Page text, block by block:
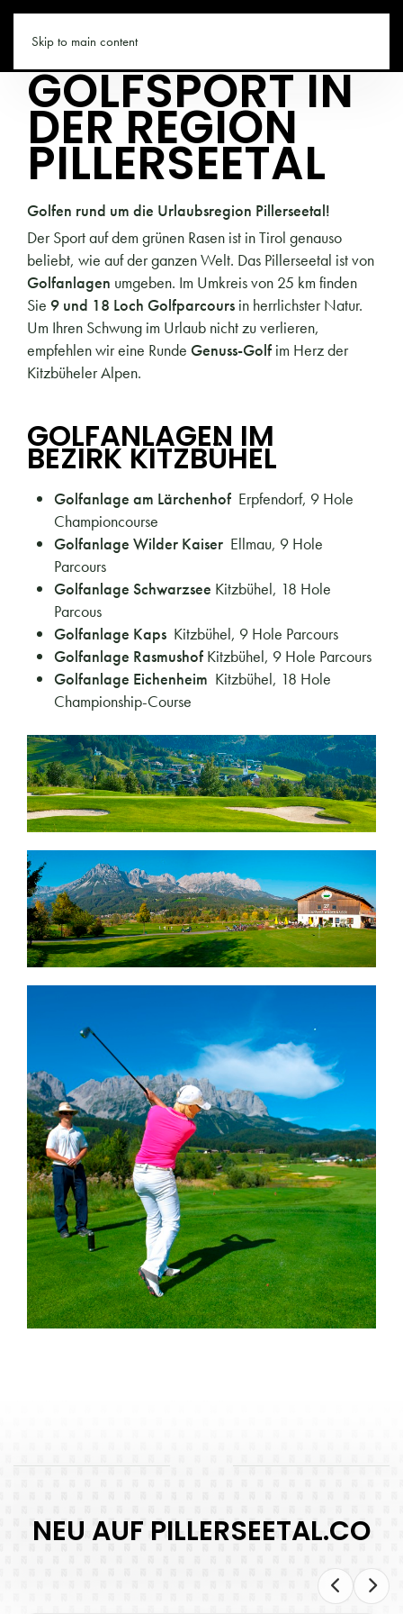
Skip to main content
PILLERSEETAL.CO
GOLFSPORT IN
DER REGION
PILLERSEETAL
Golfen rund um die Urlaubsregion Pillerseetal!
Der Sport auf dem grünen Rasen ist in Tirol genauso
beliebt, wie auf der ganzen Welt. Das Pillerseetal ist von
Golfanlagen umgeben. Im Umkreis von 25 km finden
Sie 9 und 18 Loch Golfparcours in herrlichster Natur.
Um Ihren Schwung im Urlaub nicht zu verlieren,
empfehlen wir eine Runde Genuss-Golf im Herz der
Kitzbüheler Alpen.
GOLFANLAGEN IM
BEZIRK KITZBÜHEL
Golfanlage am Lärchenhof Erpfendorf, 9 Hole
Championcourse
Golfanlage Wilder Kaiser Ellmau, 9 Hole
Parcours
Golfanlage Schwarzsee Kitzbühel, 18 Hole
Parcous
Golfanlage Kaps Kitzbühel, 9 Hole Parcours
Golfanlage Rasmushof Kitzbühel, 9 Hole Parcours
Golfanlage Eichenheim Kitzbühel, 18 Hole
Championship-Course
MEHR LESEN
MEHR LESEN
MEHR LESEN
NEU AUF PILLERSEETAL.CO